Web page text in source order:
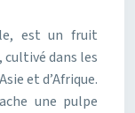
est un fruit
dans les
et d’Afrique.
une pulpe